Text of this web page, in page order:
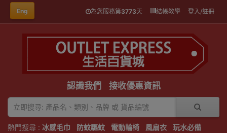
Eng 為您服務第3773天 結帳教學 登入/註冊
認識我們 接收優惠資訊
熱門搜尋 : 冰感毛巾 防蚊驅蚊 電動輪椅 風扇衣 玩水必備